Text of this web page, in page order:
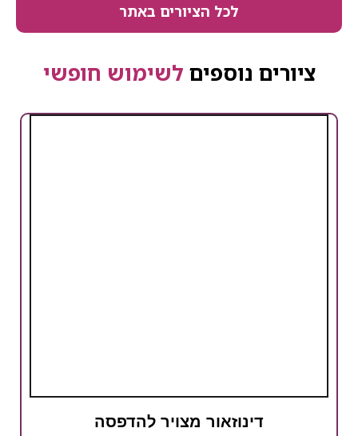
לכל הציורים באתר
ציורים נוספים לשימוש חופשי
דינוזאור מצויר להדפסה